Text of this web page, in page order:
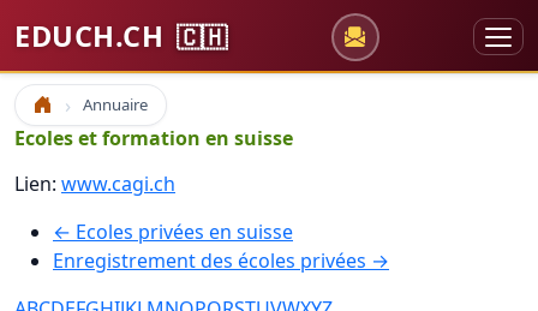
EDUCH.CH 🇨🇭
Accueil Annuaire
Ecoles et formation en suisse
Lien: www.cagi.ch
← Ecoles privées en suisse
Enregistrement des écoles privées →